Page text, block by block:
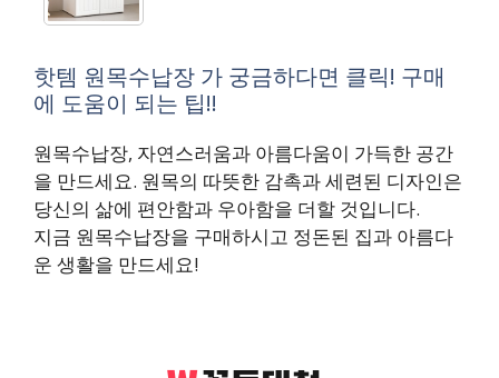
핫템 원목수납장 가 궁금하다면 클릭! 구매
에 도움이 되는 팁!!
원목수납장, 자연스러움과 아름다움이 가득한 공간
을 만드세요. 원목의 따뜻한 감촉과 세련된 디자인은
당신의 삶에 편안함과 우아함을 더할 것입니다.
지금 원목수납장을 구매하시고 정돈된 집과 아름다
운 생활을 만드세요!